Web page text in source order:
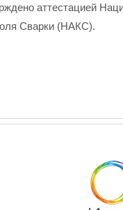
аттестацией
Сварки (НАКС).